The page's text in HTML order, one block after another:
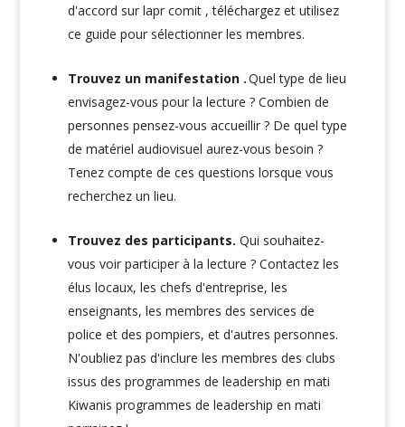
d'accord sur lapr comit ,téléchargez et utilisez
ce guide pour sélectionner les membres.
Trouvez un manifestation .Quel type de lieu
envisagez-vous pour la lecture ? Combien de
personnes pensez-vous accueillir ? De quel type
de matériel audiovisuel aurez-vous besoin ?
Tenez compte de ces questions lorsque vous
recherchez un lieu.
Trouvez des participants. Qui souhaitez-
vous voir participer à la lecture ? Contactez les
élus locaux, les chefs d'entreprise, les
enseignants, les membres des services de
police et des pompiers, et d'autres personnes.
N'oubliez pas d'inclure les membres des clubs
issus des programmes de leadership en mati
Kiwanis programmes de leadership en mati